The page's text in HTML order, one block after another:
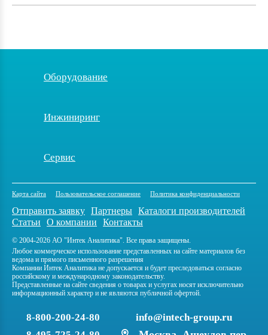
Оборудование
Инжиниринг
Сервис
Карта сайта Пользовательское соглашение Политика конфиденциальности
Отправить заявку Партнеры Каталоги производителей
Статьи
О компании Контакты
© 2004-2026 АО "Интек Аналитика". Все права защищены.
Любое коммерческое использование представленных на сайте материалов без
ведома и прямого письменного разрешения
Компании Интек Аналитика не допускается и будет преследоваться согласно
российскому и международному законодательству.
Представленные на сайте сведения о товарах и услугах носят исключительно
информационный характер и не являются публичной офертой.
8-800-200-24-80
info@intech-group.ru